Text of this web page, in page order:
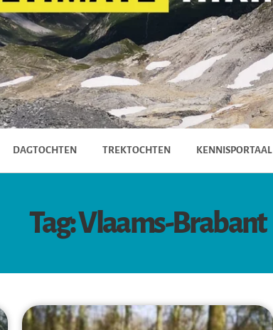
DAGTOCHTEN TREKTOCHTEN KENNISPORTAAL
Tag: Vlaams-Brabant